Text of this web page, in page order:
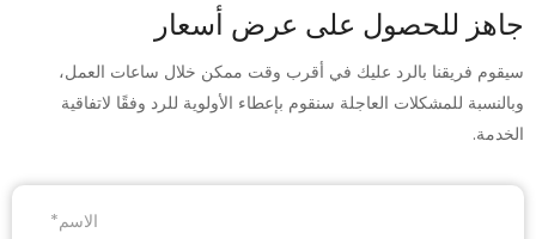
جاهز للحصول على عرض أسعار
سيقوم فريقنا بالرد عليك في أقرب وقت ممكن خلال ساعات العمل،
وبالنسبة للمشكلات العاجلة سنقوم بإعطاء الأولوية للرد وفقًا لاتفاقية
الخدمة.